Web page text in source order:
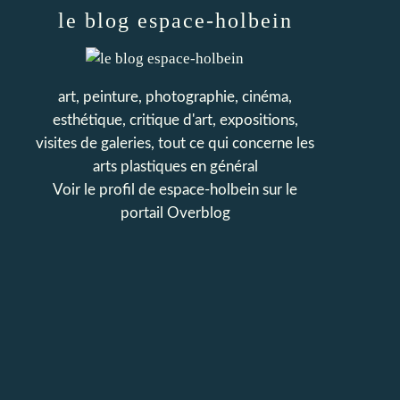
le blog espace-holbein
art, peinture, photographie, cinéma,
esthétique, critique d'art, expositions,
visites de galeries, tout ce qui concerne les
arts plastiques en général
Voir le profil de espace-holbein sur le
portail Overblog